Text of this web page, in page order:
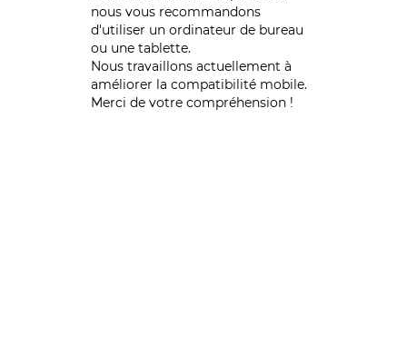
nous vous recommandons
d'utiliser un ordinateur de bureau
ou une tablette.
Nous travaillons actuellement à
améliorer la compatibilité mobile.
Merci de votre compréhension !